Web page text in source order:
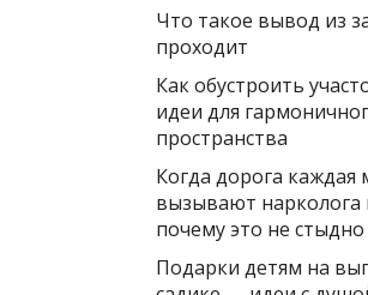
Что такое вывод из
проходит
Как обустроить
идеи для
пространства
Когда дорога каждая
вызывают нарколога
почему это не стыдно
Подарки детям на